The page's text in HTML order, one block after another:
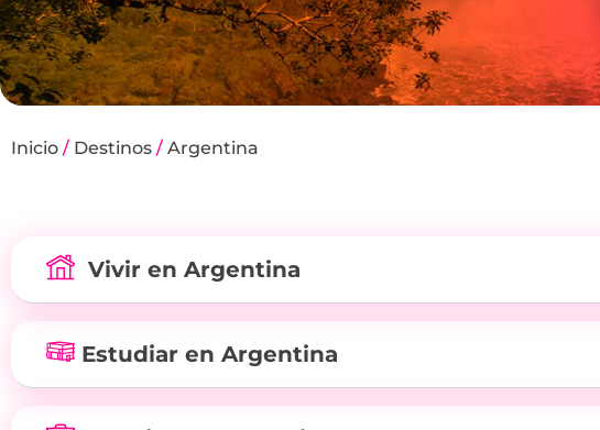
Inicio / Destinos / Argentina
Vivir en Argentina
Estudiar en Argentina